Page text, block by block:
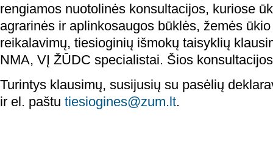
rengiamos nuotolinės konsultacijos, kuriose
agrarinės ir aplinkosaugos būklės, žemės
reikalavimų, tiesioginių išmokų taisyklių
NMA, VĮ ŽŪDC specialistai. Šios
Turintys klausimų, susijusių su pasėlių
ir el. paštu tiesiogines@zum.lt.